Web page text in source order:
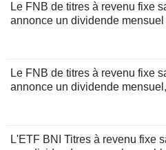
Le FNB de titres à revenu fixe
annonce un dividende
Le FNB de titres à revenu fixe
annonce un dividende
L'ETF BNI Titres à revenu fixe